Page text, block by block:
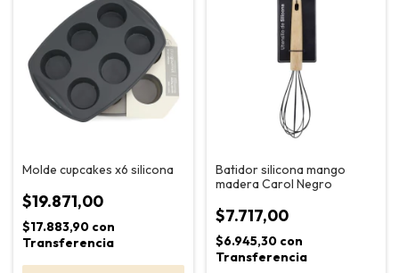
Molde cupcakes x6 silicona
$19.871,00
$17.883,90 con
Transferencia
Batidor silicona mango
madera Carol Negro
$7.717,00
$6.945,30 con
Transferencia